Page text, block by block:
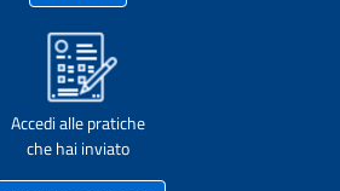
Accedi alle pratiche
che hai inviato